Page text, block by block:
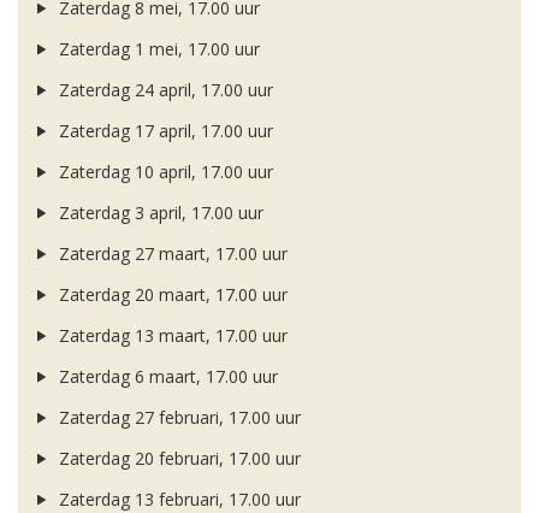
Zaterdag 8 mei, 17.00 uur
Zaterdag 1 mei, 17.00 uur
Zaterdag 24 april, 17.00 uur
Zaterdag 17 april, 17.00 uur
Zaterdag 10 april, 17.00 uur
Zaterdag 3 april, 17.00 uur
Zaterdag 27 maart, 17.00 uur
Zaterdag 20 maart, 17.00 uur
Zaterdag 13 maart, 17.00 uur
Zaterdag 6 maart, 17.00 uur
Zaterdag 27 februari, 17.00 uur
Zaterdag 20 februari, 17.00 uur
Zaterdag 13 februari, 17.00 uur